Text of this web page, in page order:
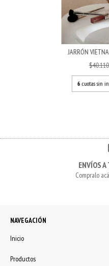
JARRÓN
6 cuotas sin
ENVÍOS A
Compralo
NAVEGACIÓN
Inicio
Productos